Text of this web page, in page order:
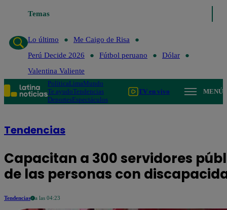
Temas
Lo último
Me Caigo de Risa
Perú Decide 2026
Fútbol peruano
Dólar
Valentina Valiente
PolíticaLimaMundo
Te ayudoTendencias
DeportesEspectáculos
TV en vivo MENÚ
Tendencias
Capacitan a 300 servidores
de las personas con
Tendencias a las 04:23